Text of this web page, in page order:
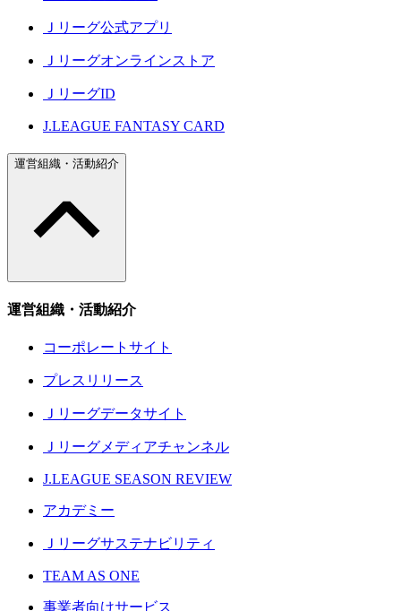
Ｊリーグ公式アプリ
Ｊリーグオンラインストア
ＪリーグID
J.LEAGUE FANTASY CARD
運営組織・活動紹介
運営組織・活動紹介
コーポレートサイト
プレスリリース
Ｊリーグデータサイト
Ｊリーグメディアチャンネル
J.LEAGUE SEASON REVIEW
アカデミー
Ｊリーグサステナビリティ
TEAM AS ONE
事業者向けサービス